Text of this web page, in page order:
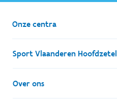
Onze centra
Sport Vlaanderen Hoofdzetel
Simon Bolivarlaan 17
Over ons